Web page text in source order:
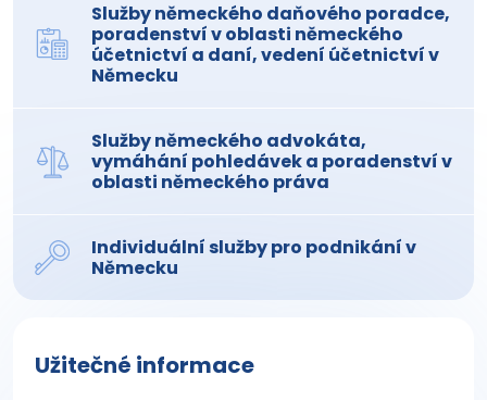
Služby německého daňového poradce,
poradenství v oblasti německého
účetnictví a daní, vedení účetnictví v
Německu
Služby německého advokáta,
vymáhání pohledávek a poradenství v
oblasti německého práva
Individuální služby pro podnikání v
Německu
Užitečné informace